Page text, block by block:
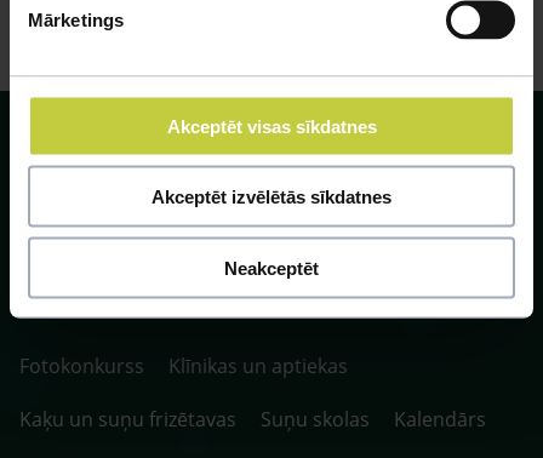
Mārketings
Akceptēt visas sīkdatnes
Akceptēt izvēlētās sīkdatnes
Neakceptēt
SIA ZOO Centrs, LV40003622166,
Vienības gatve 109, Rīga, Latvija, LV-1058.
P. 10:00-20:00 / S.SV. 10:00-16:00
Fotokonkurss
Klīnikas un aptiekas
Kaķu un suņu frizētavas
Suņu skolas
Kalendārs